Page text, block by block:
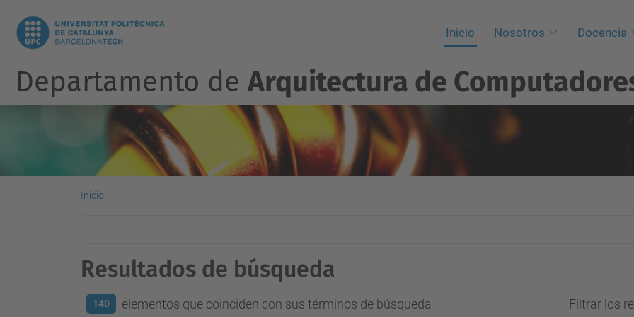
Inicio Nosotros Docencia
Departamento deArquitectura de
Inicio
Resultados de búsqueda
140 elementos que coinciden con sus términos de búsqueda Filtrar los